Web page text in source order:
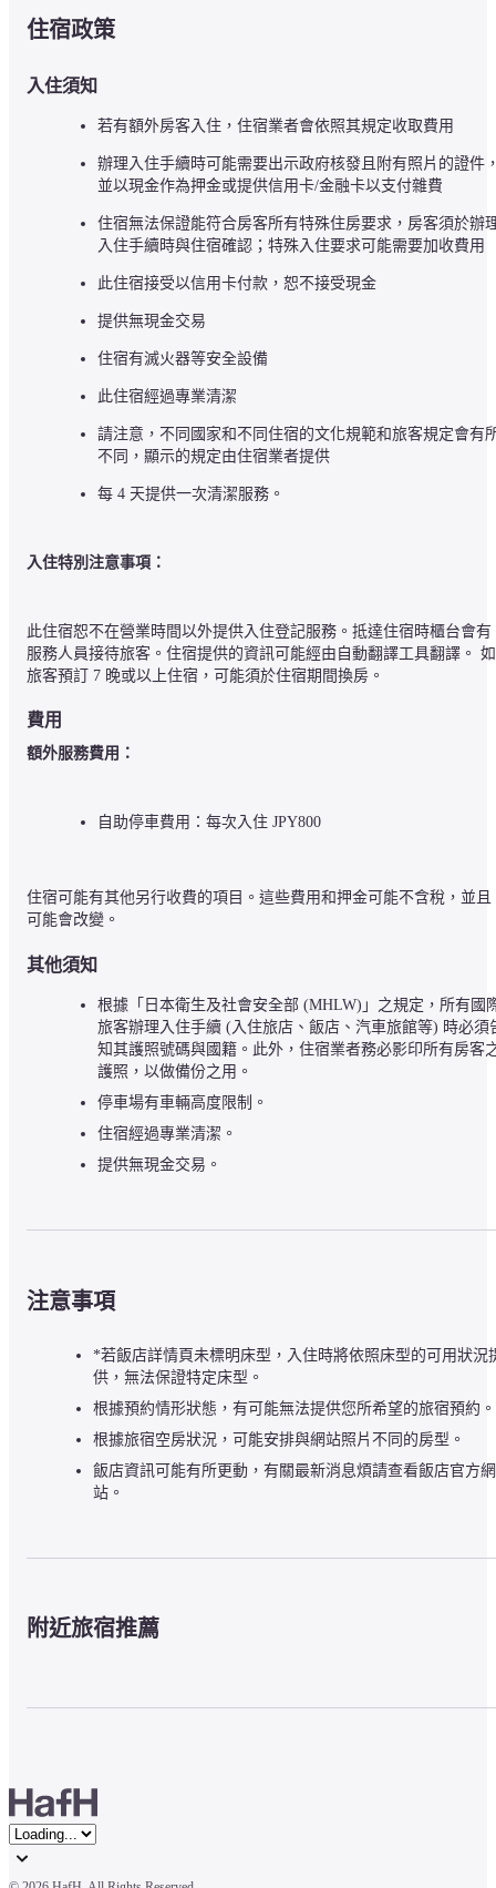
住宿政策
入住須知
若有額外房客入住，住宿業者會依照其規定收取費用
辦理入住手續時可能需要出示政府核發且附有照片的證件
並以現金作為押金或提供信用卡/金融卡以支付雜費
住宿無法保證能符合房客所有特殊住房要求，房客須於辦
入住手續時與住宿確認；特殊入住要求可能需要加收費用
此住宿接受以信用卡付款，恕不接受現金
提供無現金交易
住宿有滅火器等安全設備
此住宿經過專業清潔
請注意，不同國家和不同住宿的文化規範和旅客規定會有
不同，顯示的規定由住宿業者提供
每 4 天提供一次清潔服務。
入住特別注意事項：
此住宿恕不在營業時間以外提供入住登記服務。抵達住宿時櫃台會有
服務人員接待旅客。住宿提供的資訊可能經由自動翻譯工具翻譯。 如
旅客預訂 7 晚或以上住宿，可能須於住宿期間換房。
費用
額外服務費用：
自助停車費用：每次入住 JPY800
住宿可能有其他另行收費的項目。這些費用和押金可能不含稅，並且
可能會改變。
其他須知
根據「日本衛生及社會安全部 (MHLW)」之規定，所有國
旅客辦理入住手續 (入住旅店、飯店、汽車旅館等) 時必須
知其護照號碼與國籍。此外，住宿業者務必影印所有房客
護照，以做備份之用。
停車場有車輛高度限制。
住宿經過專業清潔。
提供無現金交易。
注意事項
*若飯店詳情頁未標明床型，入住時將依照床型的可用狀況
供，無法保證特定床型。
根據預約情形狀態，有可能無法提供您所希望的旅宿預約。
根據旅宿空房狀況，可能安排與網站照片不同的房型。
飯店資訊可能有所更動，有關最新消息煩請查看飯店官方網
站。
附近旅宿推薦